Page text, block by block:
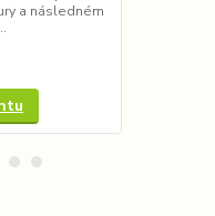
a následném